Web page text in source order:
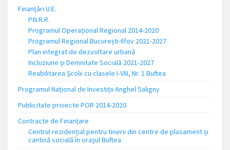
Finanțări U.E.
P.N.R.R.
Programul Operațional Regional 2014-2020
Programul Regional București-Ilfov 2021-2027
Plan integrat de dezvoltare urbană
Incluziune și Demnitate Socială 2021-2027
Reabilitarea Școlii cu clasele I-VIII, Nr. 1 Buftea
Programul Național de Investiții Anghel Saligny
Publicitate proiecte POR 2014-2020
Contracte de Finanțare
Centrul rezidențial pentru tinerii din centre de plasament și
cantină socială în orașul Buftea